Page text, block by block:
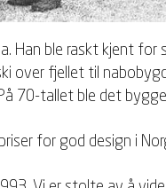
Han ble raskt kjent
over fjellet til
70-tallet ble det
for god design i